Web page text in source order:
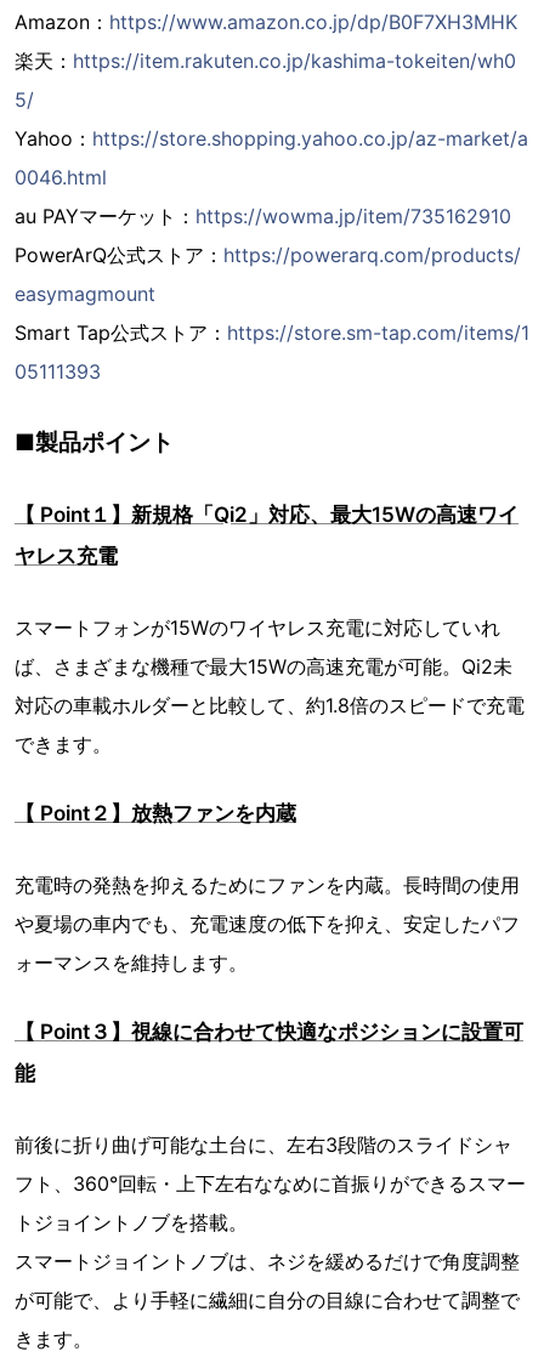
Amazon： https://www.amazon.co.jp/dp/B0F7XH3MHK
楽天： https://item.rakuten.co.jp/kashima-tokeiten/wh0
5/
Yahoo： https://store.shopping.yahoo.co.jp/az-market/a
0046.html
au PAYマーケット： https://wowma.jp/item/735162910
PowerArQ公式ストア： https://powerarq.com/products/
easymagmount
Smart Tap公式ストア： https://store.sm-tap.com/items/1
05111393
■製品ポイント
【 Point１】新規格「Qi2」対応、最大15Wの高速ワイ
ヤレス充電
スマートフォンが15Wのワイヤレス充電に対応していれ
ば、さまざまな機種で最大15Wの高速充電が可能。Qi2未
対応の車載ホルダーと比較して、約1.8倍のスピードで充電
できます。
【 Point２】放熱ファンを内蔵
充電時の発熱を抑えるためにファンを内蔵。長時間の使用
や夏場の車内でも、充電速度の低下を抑え、安定したパフ
ォーマンスを維持します。
【 Point３】視線に合わせて快適なポジションに設置可
能
前後に折り曲げ可能な土台に、左右3段階のスライドシャ
フト、360°回転・上下左右ななめに首振りができるスマー
トジョイントノブを搭載。
スマートジョイントノブは、ネジを緩めるだけで角度調整
が可能で、より手軽に繊細に自分の目線に合わせて調整で
きます。